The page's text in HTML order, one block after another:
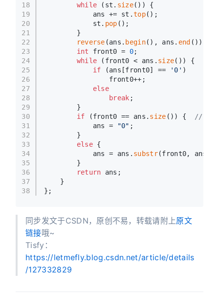
18
19
20
21
22
23
24
25
26
27
28
29
30
31
32
33
34
35
36
37
38
while (st. size()) {
            ans += st.
top();
            st.
pop ();
        }
reverse (ans. begin(), ans. end ());
int front0 = 0;
while (front0 < ans. size()) {
if (ans[front0] == '0' )
                front0++;
else
break ;
        }
if (front0 == ans. size ()) {
// 全0
            ans =
"0" ;
        }
else {
            ans = ans.
substr(front0, ans.
        }
return ans;
    }
};
同步发文于CSDN，原创不易，转载请附上原文
链接哦~
Tisfy：
https://letmefly.blog.csdn.net/article/details
/127332829